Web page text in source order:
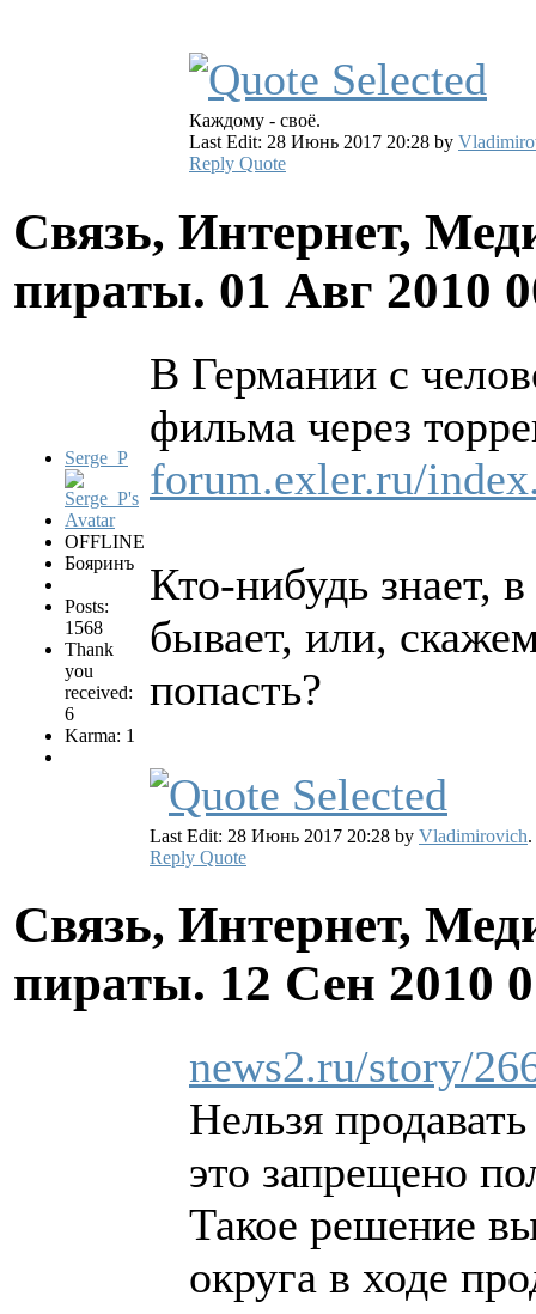
Каждому - своё.
Last Edit: 28 Июнь 2017 20:28 by
Reply Quote
Связь, Интернет,
пираты. 01 Авг 2010
Serge_P
OFFLINE
Бояринъ
Posts:
1568
Thank
you
received:
6
Karma: 1
В Германии с
фильма через
forum.exler.ru/
Кто-нибудь знает,
бывает, или,
попасть?
Last Edit: 28 Июнь 2017 20:28 by Vladimirovich.
Reply Quote
Связь, Интернет,
пираты. 12 Сен 2010
news2.ru/story/
Нельзя
это запрещено
Такое решение
округа в ходе